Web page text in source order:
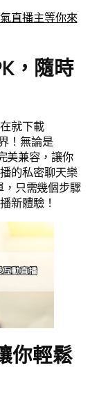
直播主等你來
，隨時
就下載
！無論是
美兼容，讓你
的私密聊天樂
，只需幾個步驟
新體驗！
你輕鬆